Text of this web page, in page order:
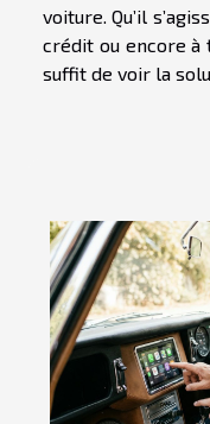
voiture. Qu’il
crédit ou encore à
suffit de voir la